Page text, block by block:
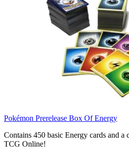
Pokémon Prerelease Box Of Energy
Contains 450 basic Energy cards and a
TCG Online!